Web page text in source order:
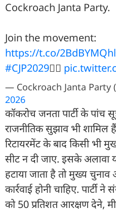
Cockroach Janta Party.
Join the movement:
https://t.co/
#CJP2029✊🏻
— Cockroach Janta Party
2026
कॉकरोच जनता पार्टी के पांच
राजनीतिक सुझाव भी शामिल
रिटायरमेंट के बाद किसी भी
सीट न दी जाए. इसके अलावा
हटाया जाता है तो मुख्य
कार्रवाई होनी चाहिए.
को 50 प्रतिशत आरक्षण देने,